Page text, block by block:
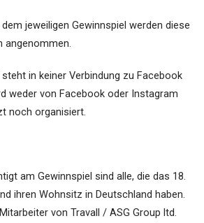
jeweiligen Gewinnspiel werden diese
angenommen.
in keiner Verbindung zu Facebook
weder von Facebook oder Instagram
noch organisiert.
am Gewinnspiel sind alle, die das 18.
ihren Wohnsitz in Deutschland haben.
von Travall / ASG Group ltd.